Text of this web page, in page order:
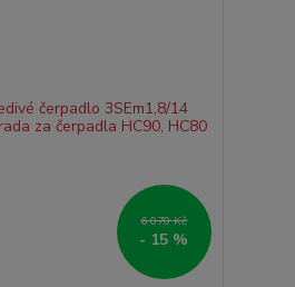
6 070 Kč
- 15 %